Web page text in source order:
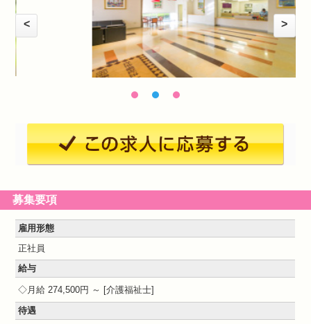
< >
募集要項
雇用形態
正社員
給与
月給 274,500円 ～
介護福祉士
待遇